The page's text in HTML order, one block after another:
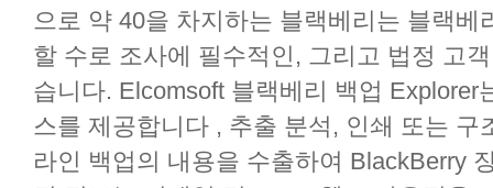
으로 약 40을 차지하는 블랙베리는 블랙
할 수로 조사에 필수적인, 그리고 법정 고
습니다. Elcomsoft 블랙베리 백업 Explorer
스를 제공합니다 , 추출 분석, 인쇄 또는
라인 백업의 내용을 수출하여 BlackBerry